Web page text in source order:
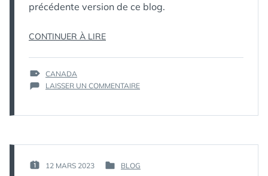
précédente version de ce blog.
CONTINUER À LIRE« CANADA,
ÉTIQUETTES :
CANADA
LAISSER UN COMMENTAIRESUR
2010
PUBLIÉ
12 MARS 2023
PAR :
PUBLIÉ
BLOG